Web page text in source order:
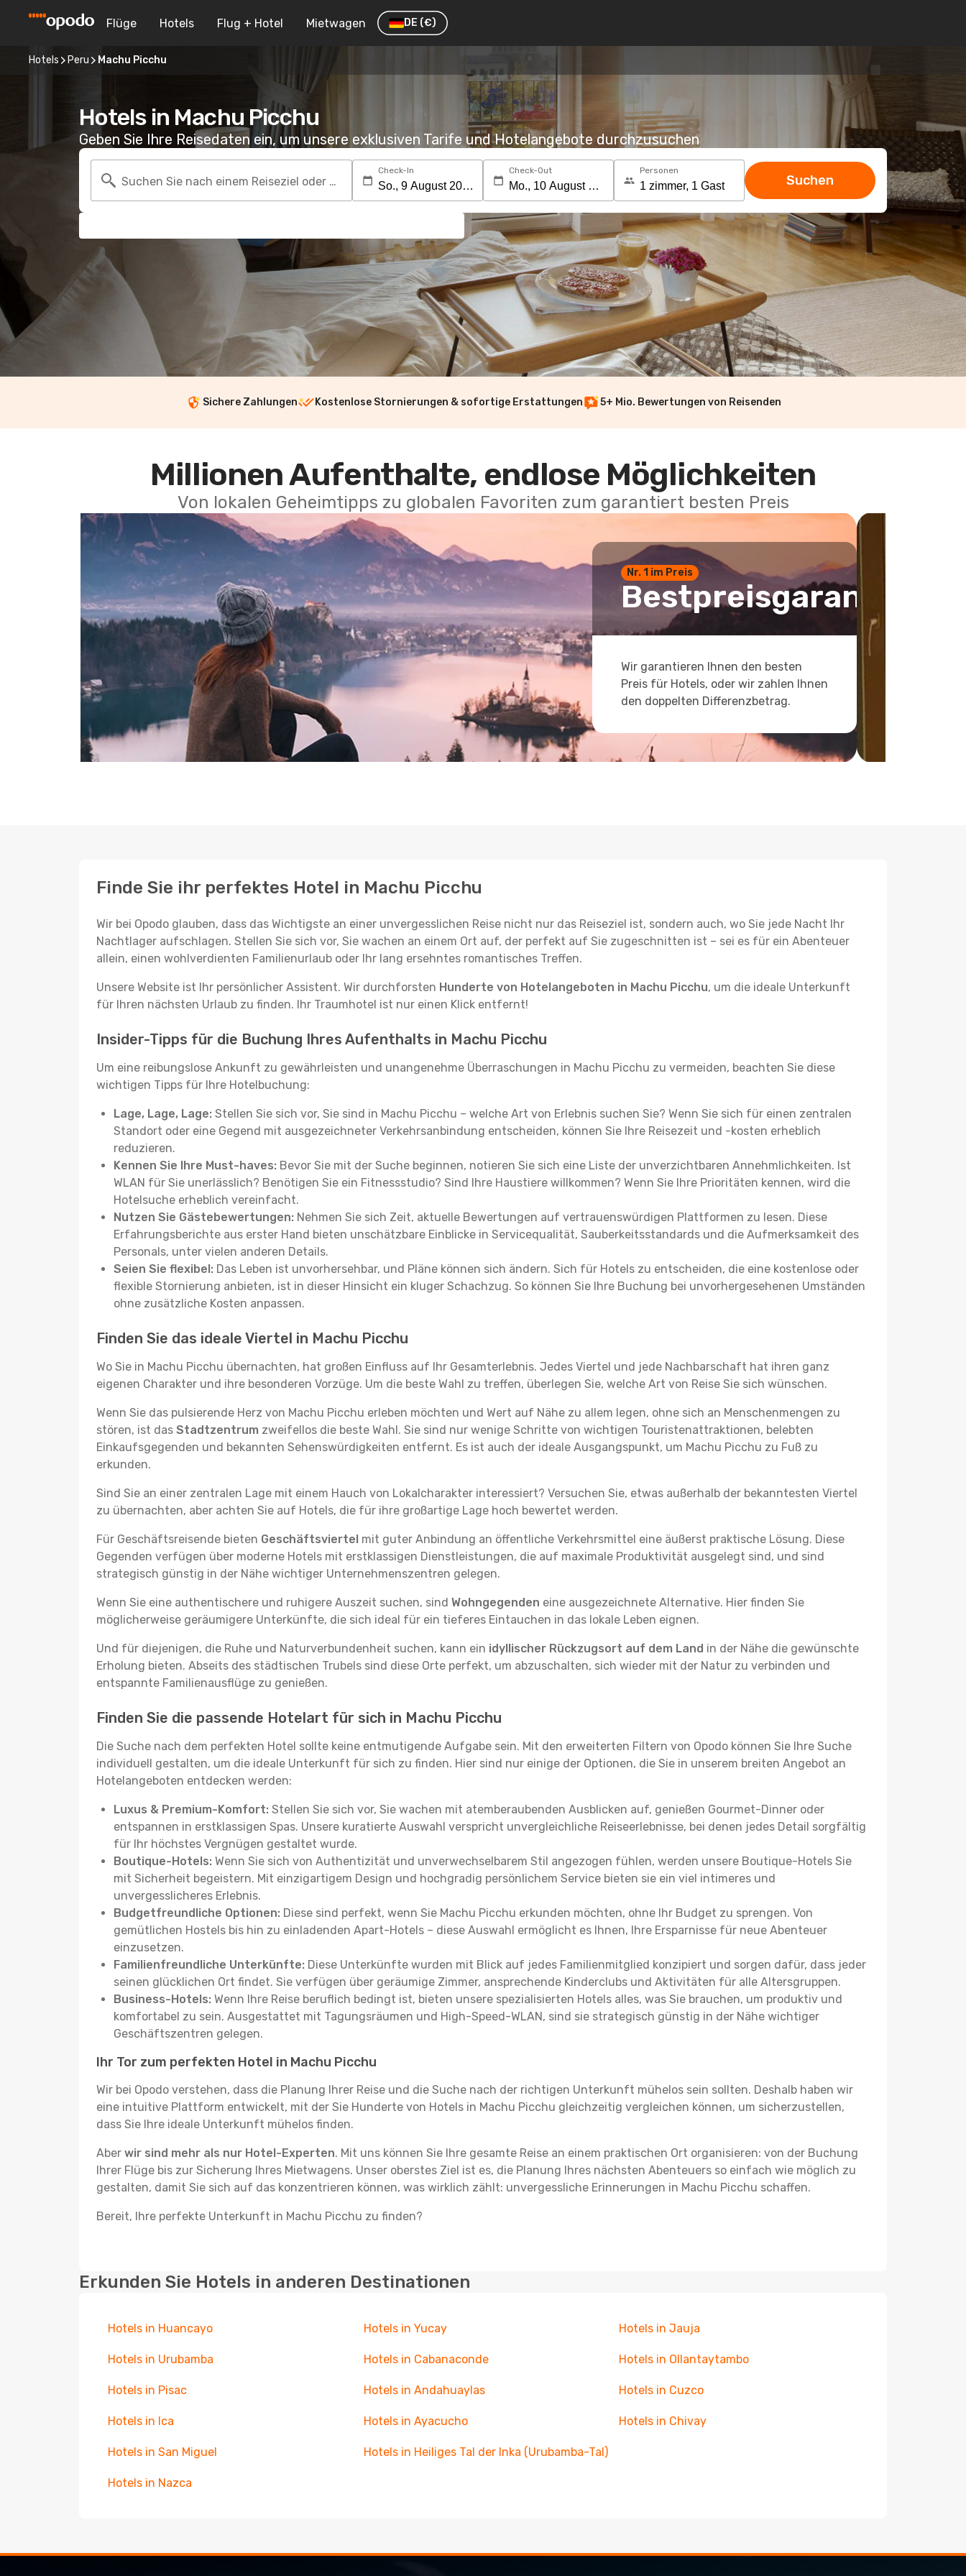
Flüge Hotels Flug + Hotel Mietwagen DE (€)
Hotels Peru Machu Picchu
Hotels in Machu Picchu
Geben Sie Ihre Reisedaten ein, um unsere exklusiven Tarife und Hotelangebote durchzusuchen
Suchen Sie nach einem Reiseziel oder Hotel
Check-In Check-Out Personen
Suchen
Sichere Zahlungen Kostenlose Stornierungen & sofortige Erstattungen 5+ Mio. Bewertungen von Reisenden
Millionen Aufenthalte, endlose Möglichkeiten
Von lokalen Geheimtipps zu globalen Favoriten zum garantiert besten Preis
Nr. 1 im Preis
Bestpreisgarantie
Wir garantieren Ihnen den besten
Preis für Hotels, oder wir zahlen Ihnen
den doppelten Differenzbetrag.
Finde Sie ihr perfektes Hotel in Machu Picchu
Wir bei Opodo glauben, dass das Wichtigste an einer unvergesslichen Reise nicht nur das Reiseziel ist, sondern auch, wo Sie jede Nacht Ihr
Nachtlager aufschlagen. Stellen Sie sich vor, Sie wachen an einem Ort auf, der perfekt auf Sie zugeschnitten ist – sei es für ein Abenteuer
allein, einen wohlverdienten Familienurlaub oder Ihr lang ersehntes romantisches Treffen.
Unsere Website ist Ihr persönlicher Assistent. Wir durchforsten Hunderte von Hotelangeboten in Machu Picchu, um die ideale Unterkunft
für Ihren nächsten Urlaub zu finden. Ihr Traumhotel ist nur einen Klick entfernt!
Insider-Tipps für die Buchung Ihres Aufenthalts in Machu Picchu
Um eine reibungslose Ankunft zu gewährleisten und unangenehme Überraschungen in Machu Picchu zu vermeiden, beachten Sie diese
wichtigen Tipps für Ihre Hotelbuchung:
Lage, Lage, Lage: Stellen Sie sich vor, Sie sind in Machu Picchu – welche Art von Erlebnis suchen Sie? Wenn Sie sich für einen zentralen
Standort oder eine Gegend mit ausgezeichneter Verkehrsanbindung entscheiden, können Sie Ihre Reisezeit und -kosten erheblich
reduzieren.
Kennen Sie Ihre Must-haves: Bevor Sie mit der Suche beginnen, notieren Sie sich eine Liste der unverzichtbaren Annehmlichkeiten. Ist
WLAN für Sie unerlässlich? Benötigen Sie ein Fitnessstudio? Sind Ihre Haustiere willkommen? Wenn Sie Ihre Prioritäten kennen, wird die
Hotelsuche erheblich vereinfacht.
Nutzen Sie Gästebewertungen: Nehmen Sie sich Zeit, aktuelle Bewertungen auf vertrauenswürdigen Plattformen zu lesen. Diese
Erfahrungsberichte aus erster Hand bieten unschätzbare Einblicke in Servicequalität, Sauberkeitsstandards und die Aufmerksamkeit des
Personals, unter vielen anderen Details.
Seien Sie flexibel: Das Leben ist unvorhersehbar, und Pläne können sich ändern. Sich für Hotels zu entscheiden, die eine kostenlose oder
flexible Stornierung anbieten, ist in dieser Hinsicht ein kluger Schachzug. So können Sie Ihre Buchung bei unvorhergesehenen Umständen
ohne zusätzliche Kosten anpassen.
Finden Sie das ideale Viertel in Machu Picchu
Wo Sie in Machu Picchu übernachten, hat großen Einfluss auf Ihr Gesamterlebnis. Jedes Viertel und jede Nachbarschaft hat ihren ganz
eigenen Charakter und ihre besonderen Vorzüge. Um die beste Wahl zu treffen, überlegen Sie, welche Art von Reise Sie sich wünschen.
Wenn Sie das pulsierende Herz von Machu Picchu erleben möchten und Wert auf Nähe zu allem legen, ohne sich an Menschenmengen zu
stören, ist das Stadtzentrum zweifellos die beste Wahl. Sie sind nur wenige Schritte von wichtigen Touristenattraktionen, belebten
Einkaufsgegenden und bekannten Sehenswürdigkeiten entfernt. Es ist auch der ideale Ausgangspunkt, um Machu Picchu zu Fuß zu
erkunden.
Sind Sie an einer zentralen Lage mit einem Hauch von Lokalcharakter interessiert? Versuchen Sie, etwas außerhalb der bekanntesten Viertel
zu übernachten, aber achten Sie auf Hotels, die für ihre großartige Lage hoch bewertet werden.
Für Geschäftsreisende bieten Geschäftsviertel mit guter Anbindung an öffentliche Verkehrsmittel eine äußerst praktische Lösung. Diese
Gegenden verfügen über moderne Hotels mit erstklassigen Dienstleistungen, die auf maximale Produktivität ausgelegt sind, und sind
strategisch günstig in der Nähe wichtiger Unternehmenszentren gelegen.
Wenn Sie eine authentischere und ruhigere Auszeit suchen, sind Wohngegenden eine ausgezeichnete Alternative. Hier finden Sie
möglicherweise geräumigere Unterkünfte, die sich ideal für ein tieferes Eintauchen in das lokale Leben eignen.
Und für diejenigen, die Ruhe und Naturverbundenheit suchen, kann ein idyllischer Rückzugsort auf dem Land in der Nähe die gewünschte
Erholung bieten. Abseits des städtischen Trubels sind diese Orte perfekt, um abzuschalten, sich wieder mit der Natur zu verbinden und
entspannte Familienausflüge zu genießen.
Finden Sie die passende Hotelart für sich in Machu Picchu
Die Suche nach dem perfekten Hotel sollte keine entmutigende Aufgabe sein. Mit den erweiterten Filtern von Opodo können Sie Ihre Suche
individuell gestalten, um die ideale Unterkunft für sich zu finden. Hier sind nur einige der Optionen, die Sie in unserem breiten Angebot an
Hotelangeboten entdecken werden:
Luxus & Premium-Komfort: Stellen Sie sich vor, Sie wachen mit atemberaubenden Ausblicken auf, genießen Gourmet-Dinner oder
entspannen in erstklassigen Spas. Unsere kuratierte Auswahl verspricht unvergleichliche Reiseerlebnisse, bei denen jedes Detail sorgfältig
für Ihr höchstes Vergnügen gestaltet wurde.
Boutique-Hotels: Wenn Sie sich von Authentizität und unverwechselbarem Stil angezogen fühlen, werden unsere Boutique-Hotels Sie
mit Sicherheit begeistern. Mit einzigartigem Design und hochgradig persönlichem Service bieten sie ein viel intimeres und
unvergesslicheres Erlebnis.
Budgetfreundliche Optionen: Diese sind perfekt, wenn Sie Machu Picchu erkunden möchten, ohne Ihr Budget zu sprengen. Von
gemütlichen Hostels bis hin zu einladenden Apart-Hotels – diese Auswahl ermöglicht es Ihnen, Ihre Ersparnisse für neue Abenteuer
einzusetzen.
Familienfreundliche Unterkünfte: Diese Unterkünfte wurden mit Blick auf jedes Familienmitglied konzipiert und sorgen dafür, dass jeder
seinen glücklichen Ort findet. Sie verfügen über geräumige Zimmer, ansprechende Kinderclubs und Aktivitäten für alle Altersgruppen.
Business-Hotels: Wenn Ihre Reise beruflich bedingt ist, bieten unsere spezialisierten Hotels alles, was Sie brauchen, um produktiv und
komfortabel zu sein. Ausgestattet mit Tagungsräumen und High-Speed-WLAN, sind sie strategisch günstig in der Nähe wichtiger
Geschäftszentren gelegen.
Ihr Tor zum perfekten Hotel in Machu Picchu
Wir bei Opodo verstehen, dass die Planung Ihrer Reise und die Suche nach der richtigen Unterkunft mühelos sein sollten. Deshalb haben wir
eine intuitive Plattform entwickelt, mit der Sie Hunderte von Hotels in Machu Picchu gleichzeitig vergleichen können, um sicherzustellen,
dass Sie Ihre ideale Unterkunft mühelos finden.
Aber wir sind mehr als nur Hotel-Experten. Mit uns können Sie Ihre gesamte Reise an einem praktischen Ort organisieren: von der Buchung
Ihrer Flüge bis zur Sicherung Ihres Mietwagens. Unser oberstes Ziel ist es, die Planung Ihres nächsten Abenteuers so einfach wie möglich zu
gestalten, damit Sie sich auf das konzentrieren können, was wirklich zählt: unvergessliche Erinnerungen in Machu Picchu schaffen.
Bereit, Ihre perfekte Unterkunft in Machu Picchu zu finden?
Erkunden Sie Hotels in anderen Destinationen
Hotels in Huancayo Hotels in Yucay Hotels in Jauja
Hotels in Urubamba Hotels in Cabanaconde Hotels in Ollantaytambo
Hotels in Pisac Hotels in Andahuaylas Hotels in Cuzco
Hotels in Ica Hotels in Ayacucho Hotels in Chivay
Hotels in San Miguel Hotels in Heiliges Tal der Inka (Urubamba-Tal)
Hotels in Nazca